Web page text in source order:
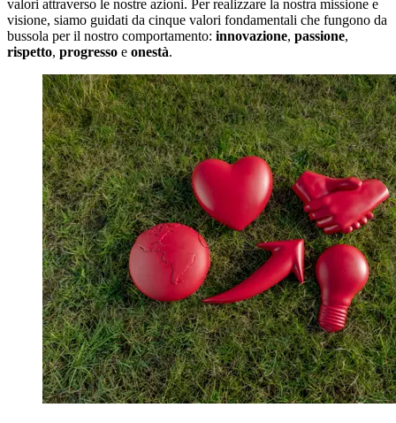
valori attraverso le nostre azioni. Per realizzare la nostra missione e
visione, siamo guidati da cinque valori fondamentali che fungono da
bussola per il nostro comportamento: innovazione, passione,
rispetto, progresso e onestà.